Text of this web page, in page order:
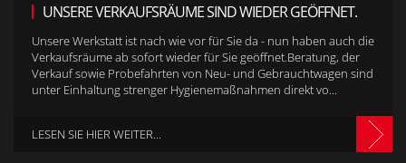
UNSERE VERKAUFSRÄUME SIND WIEDER GEÖFFNET.
Unsere Werkstatt ist nach wie vor für Sie da - nun haben auch die
Verkaufsräume ab sofort wieder für Sie geöffnet.Beratung, der
Verkauf sowie Probefahrten von Neu- und Gebrauchtwagen sind
unter Einhaltung strenger Hygienemaßnahmen direkt vo...
LESEN SIE HIER WEITER...